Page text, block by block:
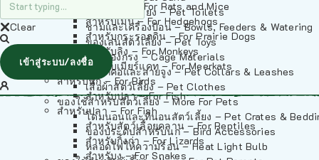
ห้องน้ำสัตว์เลี้ยง – Pet Toilets
ชามและเครื่องป้อน – Bowls, Feeders & Watering
ของเล่นสัตว์เลี้ยง – Pet Toys
วัสดุรองกรง – Cage Materials
ปลอกคอและสายจูง – Pet Collars & Leashes
เสื้อผ้าสัตว์เลี้ยง – Pet Clothes
ของใช้สำหรับสัตว์เลี้ยง – More For Pets
โดมนอนและที่นอนสัตว์เลี้ยง – Pet Crates &
ของประดับสำหรับนก – Bird Accessories
หลอดไฟให้ความร้อน – Heat Light Bulb
สำหรับหนู – For Rats and Mice
สำหรับเม่น – For Hedgehogs
สำหรับกระรอกดิน – For Prairie Dogs
สำหรับลิง – For Monkeys
สำหรับเมียร์แคท – For Meerkats
สำหรับนก – For Birds
สำหรับปลา – For Fish
สำหรับปลา – For Fish
สำหรับสัตว์เลื้อยคลาน – For Reptiles
สำหรับกิ้งก่า – For Lizards
สำหรับงู – For Snakes
Clear
เข้าสู่ระบบ/ลงชื่อ